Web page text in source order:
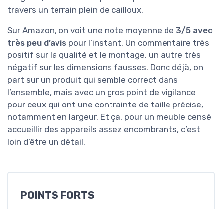
travers un terrain plein de cailloux.
Sur Amazon, on voit une note moyenne de 3/5 avec
très peu d’avis pour l’instant. Un commentaire très
positif sur la qualité et le montage, un autre très
négatif sur les dimensions fausses. Donc déjà, on
part sur un produit qui semble correct dans
l’ensemble, mais avec un gros point de vigilance
pour ceux qui ont une contrainte de taille précise,
notamment en largeur. Et ça, pour un meuble censé
accueillir des appareils assez encombrants, c’est
loin d’être un détail.
POINTS FORTS